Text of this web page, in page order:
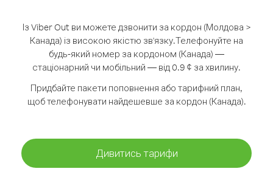
Із Viber Out ви можете дзвонити за кордон (Молдова >
Канада) із високою якістю зв'язку.Телефонуйте на
будь-який номер за кордоном (Канада) —
стаціонарний чи мобільний — від 0.9 ¢ за хвилину.
Придбайте пакети поповнення або тарифний план,
щоб телефонувати найдешевше за кордон (Канада).
Дивитись тарифи